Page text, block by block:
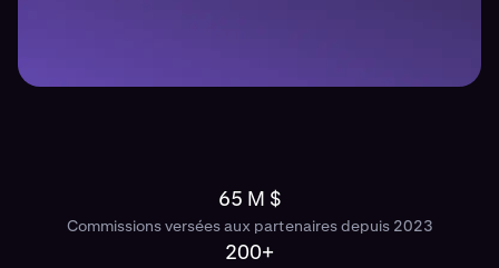
65 M $
Commissions versées aux partenaires depuis 2023
200+